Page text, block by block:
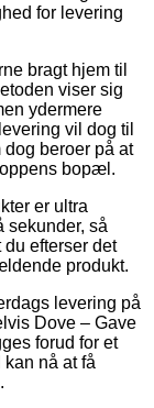
for levering
bragt hjem til
viser sig
ydermere
vil dog til
beroer på at
bopæl.
er ultra
sekunder, så
efterser det
produkt.
levering på
Dove – Gave
forud for et
nå at få